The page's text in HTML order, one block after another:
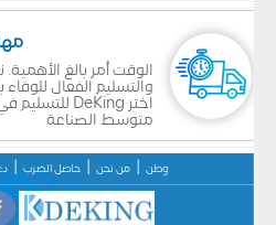
الوقت أمر بالغ الأهمية.
والتسليم الفعال للوفاء
متوسط الصناعة
وطن من نحن حاصل الضرب دعم